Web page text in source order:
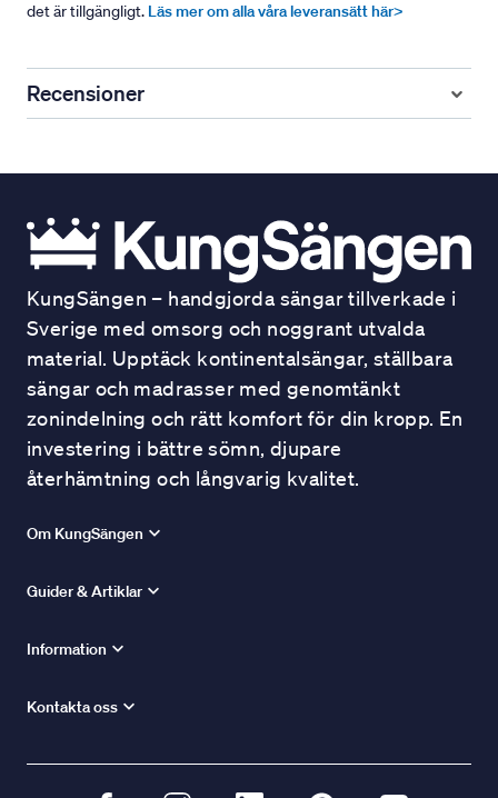
det är tillgängligt. Läs mer om alla våra leveransätt här>
Recensioner
KungSängen – handgjorda sängar tillverkade i
Sverige med omsorg och noggrant utvalda
material. Upptäck kontinentalsängar, ställbara
sängar och madrasser med genomtänkt
zonindelning och rätt komfort för din kropp. En
investering i bättre sömn, djupare
återhämtning och långvarig kvalitet.
Om KungSängen
Guider & Artiklar
Information
Kontakta oss